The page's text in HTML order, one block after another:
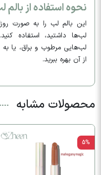
نحوه استفاده از بالم
این بالم لب را به صورت
لب‌ها داشتید، استفاده
لب‌هایی مرطوب و براق، یا به
از آن بهره ببرید.
محصولات مشابه
5%